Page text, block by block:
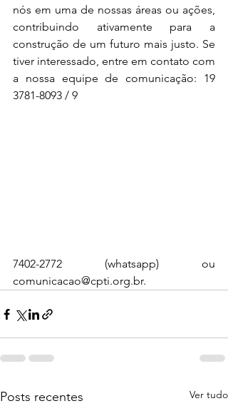
nós em uma de nossas áreas ou ações,
contribuindo ativamente para a
construção de um futuro mais justo. Se
tiver interessado, entre em contato com
a nossa equipe de comunicação: 19
3781-8093 / 9
comunicacao@cpti.org.br.
Posts recentes Ver tudo